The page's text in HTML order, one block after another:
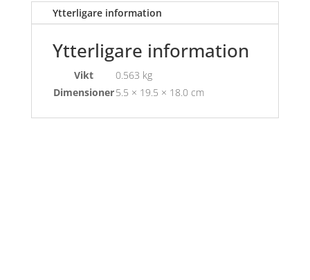
Ytterligare information
Ytterligare information
Vikt
0.563 kg
Dimensioner5.5 × 19.5 × 18.0 cm